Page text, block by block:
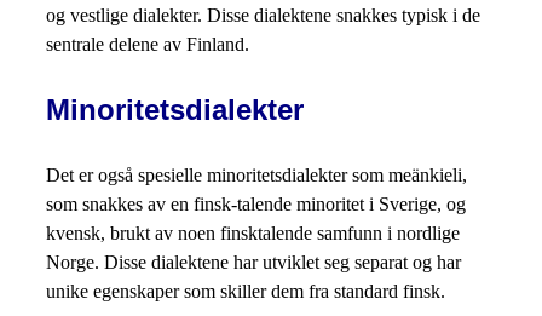
og vestlige dialekter. Disse dialektene snakkes typisk i de
sentrale delene av Finland.
Minoritetsdialekter
Det er også spesielle minoritetsdialekter som meänkieli,
som snakkes av en finsk-talende minoritet i Sverige, og
kvensk, brukt av noen finsktalende samfunn i nordlige
Norge. Disse dialektene har utviklet seg separat og har
unike egenskaper som skiller dem fra standard finsk.